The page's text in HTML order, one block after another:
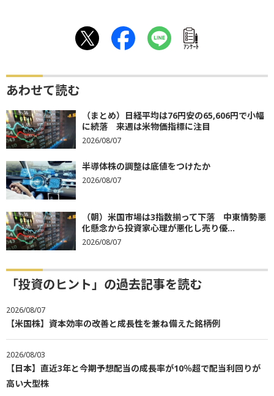
ｱﾝｹｰﾄ
あわせて読む
（まとめ）日経平均は76円安の65,606円で小幅
に続落 来週は米物価指標に注目
2026/08/07
半導体株の調整は底値をつけたか
2026/08/07
（朝）米国市場は3指数揃って下落 中東情勢悪
化懸念から投資家心理が悪化し売り優...
2026/08/07
「投資のヒント」の過去記事を読む
2026/08/07
【米国株】資本効率の改善と成長性を兼ね備えた銘柄例
2026/08/03
【日本】直近3年と今期予想配当の成長率が10％超で配当利回りが
高い大型株